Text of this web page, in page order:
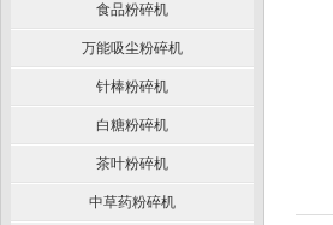
食品粉碎机
万能吸尘粉碎机
针棒粉碎机
白糖粉碎机
茶叶粉碎机
中草药粉碎机